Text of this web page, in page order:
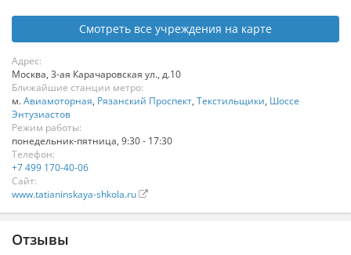
Смотреть все учреждения на карте
Адрес:
Москва, 3-ая Карачаровская ул., д.10
Ближайшие станции метро:
м.Авиамоторная, Рязанский Проспект, Текстильщики, Шоссе
Энтузиастов
Режим работы:
понедельник-пятница, 9:30 - 17:30
Телефон:
+7 499 170-40-06
Сайт:
www.tatianinskaya-shkola.ru
Отзывы